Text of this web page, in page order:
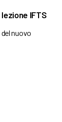
IFTS
nuovo